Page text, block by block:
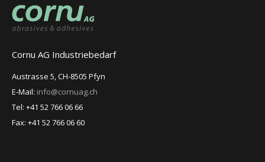
Cornu AG Industriebedarf
Austrasse 5, CH-8505 Pfyn
E-Mail: info@cornuag.ch
Tel: +41 52 766 06 66
Fax: +41 52 766 06 60